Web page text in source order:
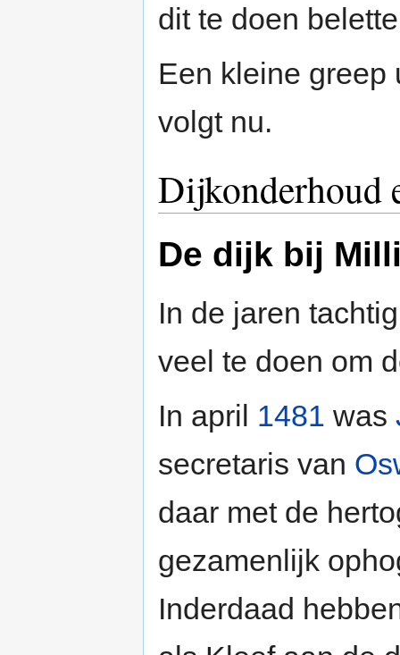
dit te doen
Een kleine greep
volgt nu.
Dijkonderhoud
De dijk bij
In de jaren
veel te doen om
In april 1481 was
secretaris van
daar met de
gezamenlijk
Inderdaad